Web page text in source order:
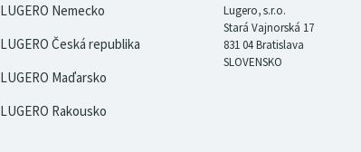
LUGERO Nemecko
LUGERO Česká republika
LUGERO Maďarsko
LUGERO Rakousko
Lugero, s.r.o.
Stará Vajnorská 17
831 04Bratislava
SLOVENSKO